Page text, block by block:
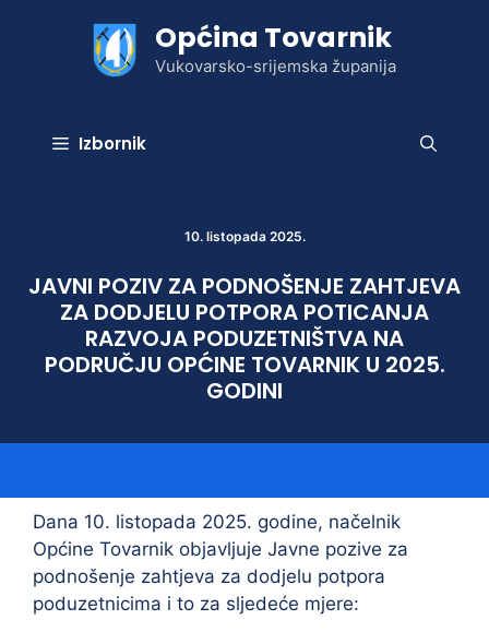
Općina Tovarnik
Vukovarsko-srijemska županija
Izbornik
10. listopada 2025.
JAVNI POZIV ZA PODNOŠENJE ZAHTJEVA
ZA DODJELU POTPORA POTICANJA
RAZVOJA PODUZETNIŠTVA NA
PODRUČJU OPĆINE TOVARNIK U 2025.
GODINI
Dana 10. listopada 2025. godine, načelnik
Općine Tovarnik objavljuje Javne pozive za
podnošenje zahtjeva za dodjelu potpora
poduzetnicima i to za sljedeće mjere: